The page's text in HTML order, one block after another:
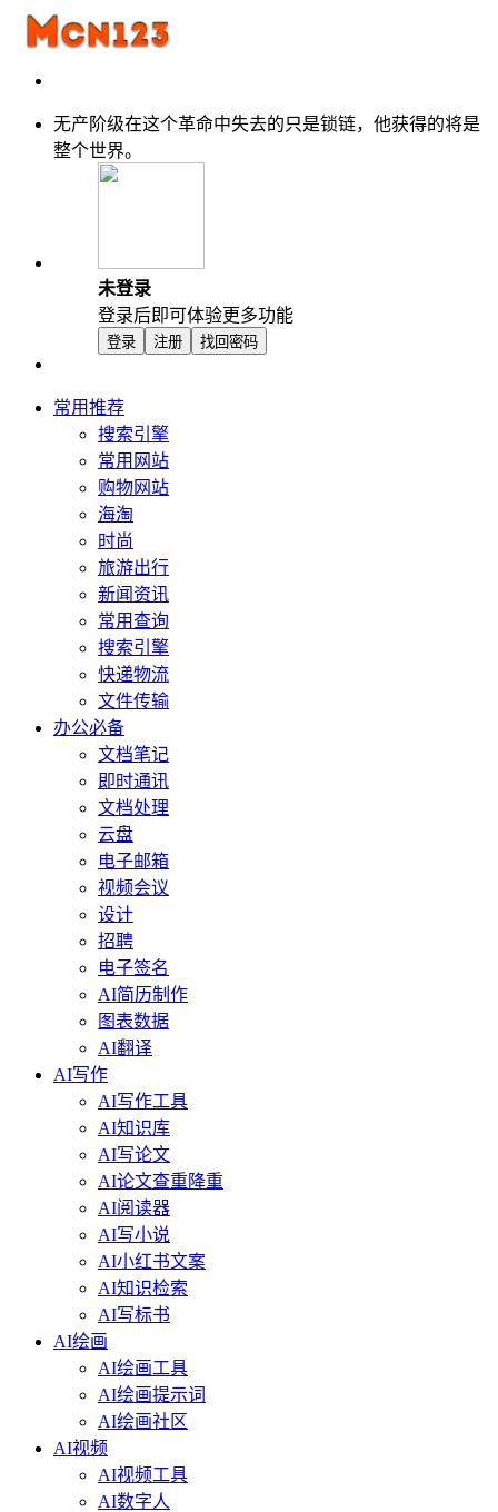
无产阶级在这个革命中失去的只是锁链，他获得的将是
整个世界。
未登录
登录后即可体验更多功能
登录 注册 找回密码
常用推荐
搜索引擎
常用网站
购物网站
海淘
时尚
旅游出行
新闻资讯
常用查询
搜索引擎
快递物流
文件传输
办公必备
文档笔记
即时通讯
文档处理
云盘
电子邮箱
视频会议
设计
招聘
电子签名
AI简历制作
图表数据
AI翻译
AI写作
AI写作工具
AI知识库
AI写论文
AI论文查重降重
AI阅读器
AI写小说
AI小红书文案
AI知识检索
AI写标书
AI绘画
AI绘画工具
AI绘画提示词
AI绘画社区
AI视频
AI视频工具
AI数字人